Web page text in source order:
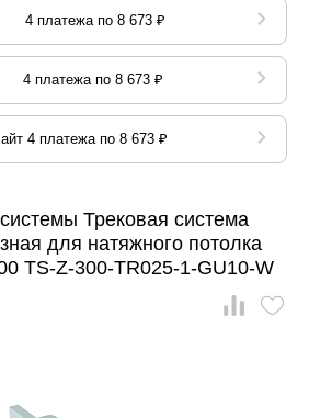
4 платежа по 8 673 ₽
4 платежа по 8 673 ₽
4 платежа по 8 673 ₽
Трековая система
для натяжного потолка
TS-Z-300-TR025-1-GU10-W